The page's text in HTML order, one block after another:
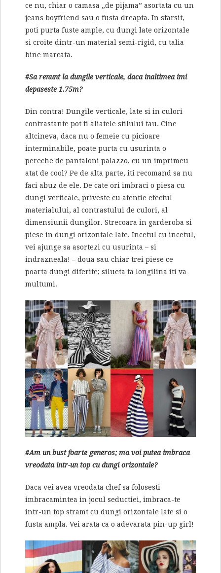
ce nu, chiar o camasa „de pijama” asortata cu un
jeans boyfriend sau o fusta dreapta. In sfarsit,
poti purta fuste ample, cu dungi late orizontale
si croite dintr-un material semi-rigid, cu talia
bine marcata.
#Sa renunt la dungile verticale, daca inaltimea imi
depaseste 1.75m?
Din contra! Dungile verticale, late si in culori
contrastante pot fi aliatele stilului tau. Cine
altcineva, daca nu o femeie cu picioare
interminabile, poate purta cu usurinta o
pereche de pantaloni palazzo, cu un imprimeu
atat de cool? Pe de alta parte, iti recomand sa nu
faci abuz de ele. De cate ori imbraci o piesa cu
dungi verticale, priveste cu atentie efectul
materialului, al contrastului de culori, al
dimensiunii dungilor. Strecoara in garderoba si
piese in dungi orizontale late. Incetul cu incetul,
vei ajunge sa asortezi cu usurinta – si
indrazneala! – doua sau chiar trei piese ce
poarta dungi diferite; silueta ta longilina iti va
multumi.
#Am un bust foarte generos; ma voi putea imbraca
vreodata intr-un top cu dungi orizontale?
Daca vei avea vreodata chef sa folosesti
imbracamintea in jocul seductiei, imbraca-te
intr-un top stramt cu dungi orizontale late si o
fusta ampla. Vei arata ca o adevarata pin-up girl!